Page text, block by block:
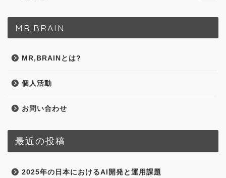
MR,BRAIN
MR,BRAINとは?
個人活動
お問い合わせ
最近の投稿
2025年の日本におけるAI開発と運用課題